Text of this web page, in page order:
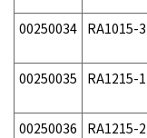
00250034 RA1015-3
00250035 RA1215-1
00250036 RA1215-2